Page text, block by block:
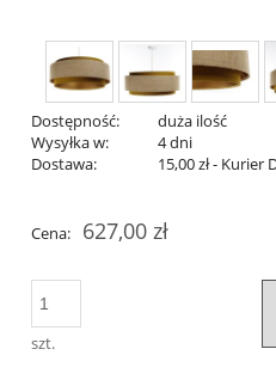
Dostępność:
duża ilość
Wysyłka w:
4 dni
Dostawa:
15,00 zł- Kurier
Cena nie zawiera
Cena: 627,00 zł
szt.